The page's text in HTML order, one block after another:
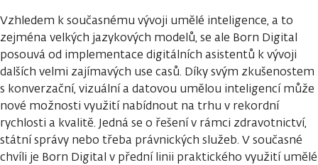
Vzhledem k současnému vývoji umělé inteligence, a to
zejména velkých jazykových modelů, se ale Born Digital
posouvá od implementace digitálních asistentů k vývoji
dalších velmi zajímavých use casů. Díky svým zkušenostem
s konverzační, vizuální a datovou umělou inteligencí může
nové možnosti využití nabídnout na trhu v rekordní
rychlosti a kvalitě. Jedná se o řešení v rámci zdravotnictví,
státní správy nebo třeba právnických služeb. V současné
chvíli je Born Digital v přední linii praktického využití umělé